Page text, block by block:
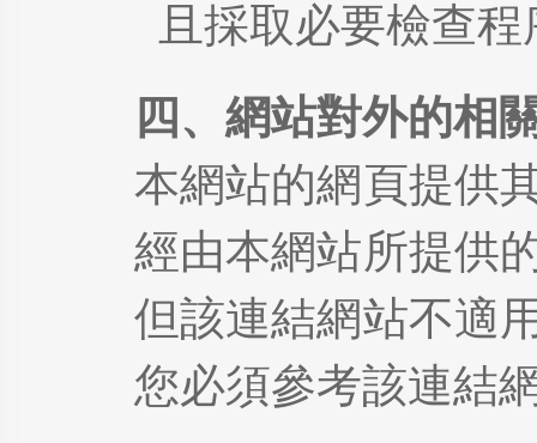
且採取必要檢查
四、網站對外的相
本網站的網頁提供
經由本網站所提供
但該連結網站不適
您必須參考該連結